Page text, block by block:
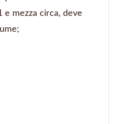
mezza circa, deve